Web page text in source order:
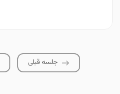
جلسه قبلی